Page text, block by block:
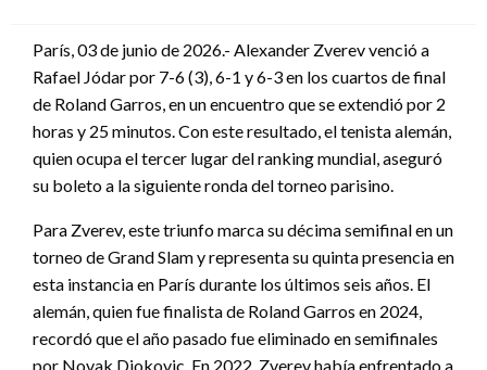
París, 03 de junio de 2026.- Alexander Zverev venció a
Rafael Jódar por 7-6 (3), 6-1 y 6-3 en los cuartos de final
de Roland Garros, en un encuentro que se extendió por 2
horas y 25 minutos. Con este resultado, el tenista alemán,
quien ocupa el tercer lugar del ranking mundial, aseguró
su boleto a la siguiente ronda del torneo parisino.
Para Zverev, este triunfo marca su décima semifinal en un
torneo de Grand Slam y representa su quinta presencia en
esta instancia en París durante los últimos seis años. El
alemán, quien fue finalista de Roland Garros en 2024,
recordó que el año pasado fue eliminado en semifinales
por Novak Djokovic. En 2022, Zverev había enfrentado a